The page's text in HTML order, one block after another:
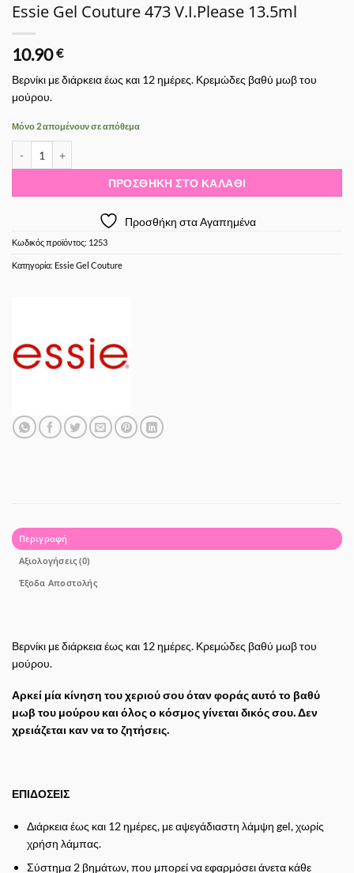
Essie Gel Couture 473 V.I.Please 13.5ml
10.90€
Βερνίκι με διάρκεια έως και 12 ημέρες. Κρεμώδες βαθύ μωβ του
μούρου.
Μόνο 2 απομένουν σε απόθεμα
ΠΡΟΣΘΉΚΗ ΣΤΟ ΚΑΛΆΘΙ
Προσθήκη στα Αγαπημένα
Κωδικός προϊόντος: 1253
Κατηγορία: Essie Gel Couture
Περιγραφή
Αξιολογήσεις (0)
Έξοδα Αποστολής
Βερνίκι με διάρκεια έως και 12 ημέρες. Κρεμώδες βαθύ μωβ του
μούρου.
Αρκεί μία κίνηση του χεριού σου όταν φοράς αυτό το βαθύ
μωβ του μούρου και όλος ο κόσμος γίνεται δικός σου. Δεν
χρειάζεται καν να το ζητήσεις.
ΕΠΙΔΟΣΕΙΣ
Διάρκεια έως και 12 ημέρες, με αψεγάδιαστη λάμψη gel, χωρίς
χρήση λάμπας.
Σύστημα 2 βημάτων, που μπορεί να εφαρμόσει άνετα κάθε